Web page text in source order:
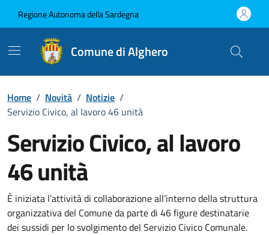
Regione Autonoma della Sardegna
Comune di Alghero
Home / Novità / Notizie /
Servizio Civico, al lavoro 46 unità
Servizio Civico, al lavoro
46 unità
Dettagli della notizia
È iniziata l’attività di collaborazione all’interno della struttura
organizzativa del Comune da parte di 46 figure destinatarie
dei sussidi per lo svolgimento del Servizio Civico Comunale.